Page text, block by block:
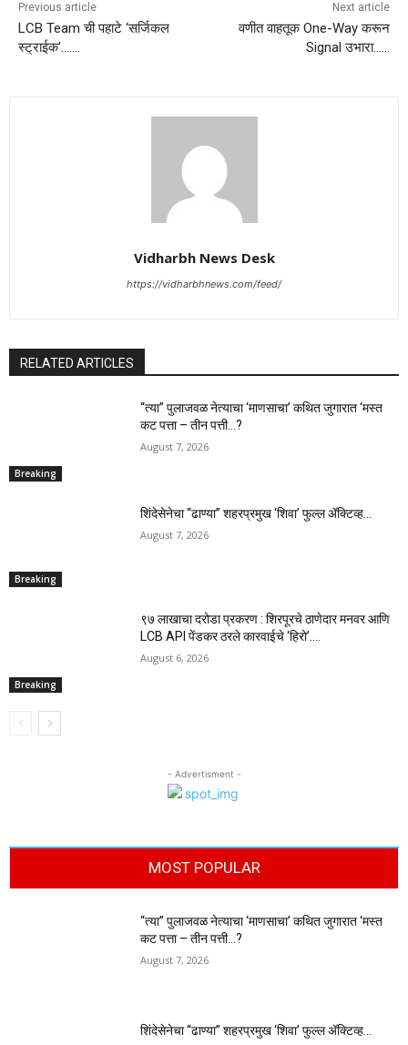
Previous article
LCB Team ची पहाटे ‘सर्जिकल
स्ट्राईक’…….
Next article
वणीत वाहतूक One-Way करून
Signal उभारा……
Vidharbh News Desk
https://vidharbhnews.com/feed/
RELATED ARTICLES
Breaking
“त्या” पुलाजवळ नेत्याचा ‘माणसाचा’ कथित जुगारात ‘मस्त
कट पत्ता – तीन पत्ती…?
August 7, 2026
Breaking
शिंदेसेनेचा “ढाण्या” शहरप्रमुख ‘शिवा’ फुल्ल ॲक्टिव्ह…
August 7, 2026
Breaking
९७ लाखाचा दरोडा प्रकरण : शिरपूरचे ठाणेदार मनवर आणि
LCB API पेंडकर ठरले कारवाईचे ‘हिरो’….
August 6, 2026
- Advertisment -
MOST POPULAR
“त्या” पुलाजवळ नेत्याचा ‘माणसाचा’ कथित जुगारात ‘मस्त
कट पत्ता – तीन पत्ती…?
August 7, 2026
शिंदेसेनेचा “ढाण्या” शहरप्रमुख ‘शिवा’ फुल्ल ॲक्टिव्ह…